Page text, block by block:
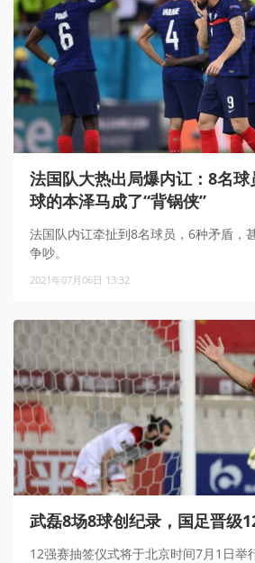
法国队大热出局爆内讧：8名
球的本泽马成了“背锅侠”
法国队内讧牵扯到8名球员，6种矛盾，
争吵。
2021年07月06日 13:32
武磊8场8球创纪录，国足晋级
12强赛抽签仪式将于北京时间7月1日举